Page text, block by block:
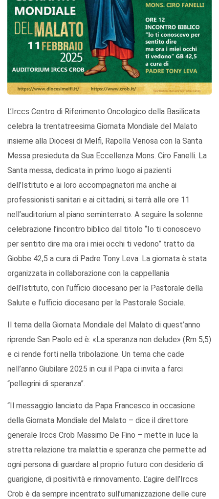
L’Irccs Centro di Riferimento Oncologico della Basilicata
celebra la trentatreesima Giornata Mondiale del Malato
insieme alla Diocesi di Melfi, Rapolla Venosa con la Santa
Messa presieduta da Sua Eccellenza Mons. Ciro Fanelli. La
Santa messa, dedicata in primo luogo ai pazienti
dell’Istituto e ai loro accompagnatori ma anche ai
professionisti sanitari e ai cittadini, si terrà alle ore 11
nell’auditorium al piano seminterrato. A seguire la solenne
celebrazione l’incontro biblico dal titolo “Io ti conoscevo
per sentito dire ma ora i miei occhi ti vedono” tratto da
Giobbe 42,5 a cura di Padre Tony Leva. La giornata è stata
organizzata in collaborazione con la cappellania
dell’Istituto, con l’ufficio diocesano per la Pastorale della
Salute e l’ufficio diocesano per la Pastorale Sociale.
Il tema della Giornata Mondiale del Malato di quest’anno
riprende San Paolo ed è: «La speranza non delude» (Rm 5,5)
e ci rende forti nella tribolazione. Un tema che cade
nell’anno Giubilare 2025 in cui il Papa ci invita a farci
“pellegrini di speranza”.
“Il messaggio lanciato da Papa Francesco in occasione
della Giornata Mondiale del Malato – dice il direttore
generale Irccs Crob Massimo De Fino – mette in luce la
stretta relazione tra malattia e speranza che permette ad
ogni persona di guardare al proprio futuro con desiderio di
guarigione, di positività e rinnovamento. L’agire dell’Irccs
Crob è da sempre incentrato sull’umanizzazione delle cure